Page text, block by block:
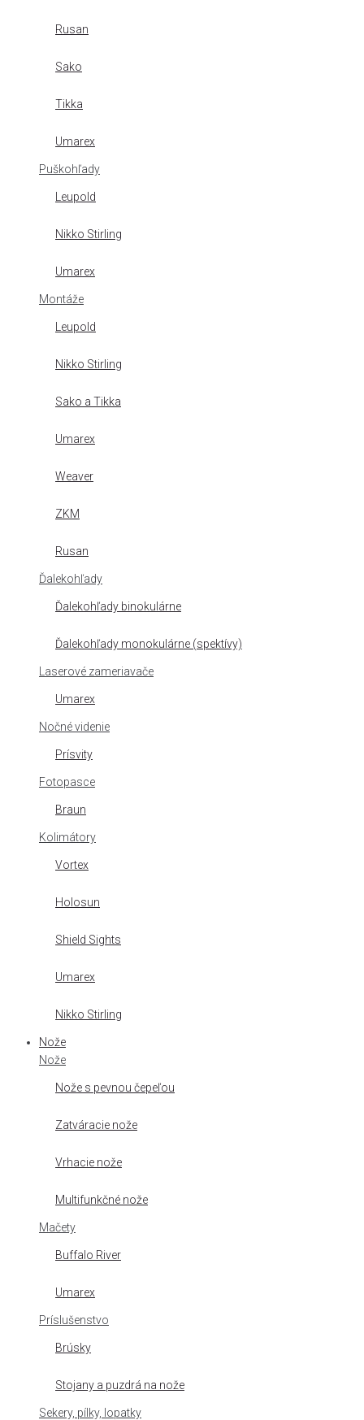
Rusan
Sako
Tikka
Umarex
Puškohľady
Leupold
Nikko Stirling
Umarex
Montáže
Leupold
Nikko Stirling
Sako a Tikka
Umarex
Weaver
ZKM
Rusan
Ďalekohľady
Ďalekohľady binokulárne
Ďalekohľady monokulárne (spektívy)
Laserové zameriavače
Umarex
Nočné videnie
Prísvity
Fotopasce
Braun
Kolimátory
Vortex
Holosun
Shield Sights
Umarex
Nikko Stirling
Nože
Nože
Nože s pevnou čepeľou
Zatváracie nože
Vrhacie nože
Multifunkčné nože
Mačety
Buffalo River
Umarex
Príslušenstvo
Brúsky
Stojany a puzdrá na nože
Sekery, pílky, lopatky